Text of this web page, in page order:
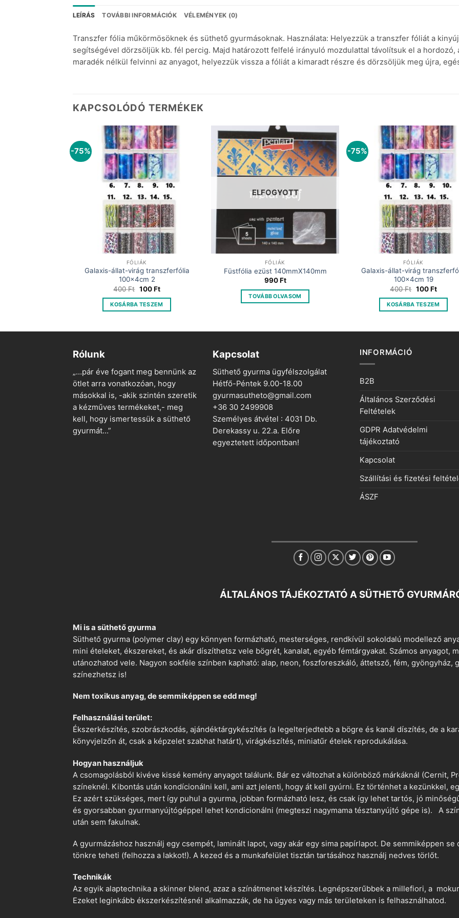
LEÍRÁS TOVÁBBI INFORMÁCIÓK VÉLEMÉNYEK (0)
Transzfer fólia műkörmösöknek és süthető gyurmásoknak. Használata: Helyezzük a transzfer fóliát a
segítségével dörzsöljük kb. fél percig. Majd határozott felfelé irányuló mozdulattal távolítsuk el a
maradék nélkül felvinni az anyagot, helyezzük vissza a fóliát a kimaradt részre és dörzsöljük meg újra,
KAPCSOLÓDÓ TERMÉKEK
-75%
FÓLIÁK
Galaxis-állat-virág transzferfólia
100x4cm 2
400Ft Original
was:
400 Ft.
100FtCurrent
is:
100 Ft.
KOSÁRBA TESZEM
ELFOGYOTT
FÓLIÁK
Füstfólia ezüst 140mmX140mm
990Ft
TOVÁBB OLVASOM
-75%
FÓLIÁK
Galaxis-állat-virág
100x4cm 19
400Ft Original
was:
400 Ft.
100FtCurrent
is:
100 Ft.
KOSÁRBA TESZEM
Rólunk
„…pár éve fogant meg bennünk az
ötlet arra vonatkozóan, hogy
másokkal is, -akik szintén szeretik
a kézműves termékeket,- meg
kell, hogy ismertessük a süthető
gyurmát…”
Kapcsolat
Süthető gyurma ügyfélszolgálat
Hétfő-Péntek 9.00-18.00
gyurmasutheto@gmail.com
+36 30 2499908
Személyes átvétel : 4031 Db.
Derekassy u. 22.a. Előre
egyeztetett időpontban!
INFORMÁCIÓ
B2B
Általános Szerződési
Feltételek
GDPR Adatvédelmi
tájékoztató
Kapcsolat
Szállítási és fizetési
ÁSZF
ÁLTALÁNOS TÁJÉKOZTATÓ A SÜTHETŐ
Mi is a süthető gyurma
Süthető gyurma (polymer clay) egy könnyen formázható, mesterséges, rendkívül sokoldalú modellező
mini ételeket, ékszereket, és akár díszíthetsz vele bögrét, kanalat, egyéb fémtárgyakat. Számos anyagot,
utánozhatod vele. Nagyon sokféle színben kapható: alap, neon, foszforeszkáló, áttetsző, fém, gyöngyház,
színezhetsz is!
Nem toxikus anyag, de semmiképpen se edd meg!
Felhasználási terület:
Ékszerkészítés, szobrászkodás, ajándéktárgykészítés (a legelterjedtebb a bögre és kanál díszítés, de a
könyvjelzőn át, csak a képzelet szabhat határt), virágkészítés, miniatűr ételek reprodukálása.
Hogyan használjuk
A csomagolásból kivéve kissé kemény anyagot találunk. Bár ez változhat a különböző márkáknál (Cernit,
színeknél. Kibontás után kondícionálni kell, ami azt jelenti, hogy át kell gyúrni. Ez történhet a kezünkkel,
Ez azért szükséges, mert így puhul a gyurma, jobban formázható lesz, és csak így lehet tartós, jó
és gyorsabban gyurmanyújtógéppel lehet kondicionálni (megteszi nagymama tésztanyújtó gépe is). A
után sem fakulnak.
A gyurmázáshoz használj egy csempét, laminált lapot, vagy akár egy sima papírlapot. De semmiképpen
tönkre teheti (felhozza a lakkot!). A kezed és a munkafelület tisztán tartásához használj nedves törlőt.
Technikák
Az egyik alaptechnika a skinner blend, azaz a színátmenet készítés. Legnépszerűbbek a millefiori, a
Ezeket leginkább ékszerkészítésnél alkalmazzák, de ha ügyes vagy más területeken is felhasználhatod.